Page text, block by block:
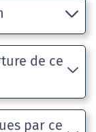
de ce
par ce